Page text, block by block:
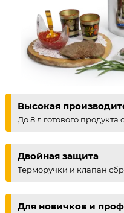
Высокая
До 8 л готового
Двойная защита
Терморучки и клапан
Для новичков и